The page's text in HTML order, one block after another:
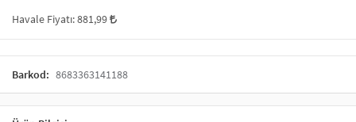
Havale Fiyatı:881,99
Barkod: 8683363141188